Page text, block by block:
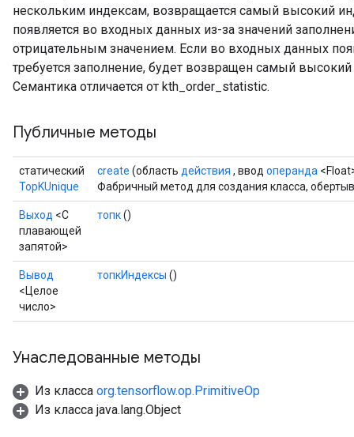
нескольким индексам, возвращается самый высокий
появляется во входных данных из-за значений
отрицательным значением. Если во входных данных
требуется заполнение, будет возвращен самый
Семантика отличается от kth_order_statistic.
Публичные методы
статический
TopKUnique
create (область действия , ввод операнда
Фабричный метод для создания класса,
Выход <С
плавающей
запятой>
топк()
Вывод
<Целое
число>
топкИндексы ()
Унаследованные методы
Из класса org.tensorflow.op.PrimitiveOp
Из класса java.lang.Object